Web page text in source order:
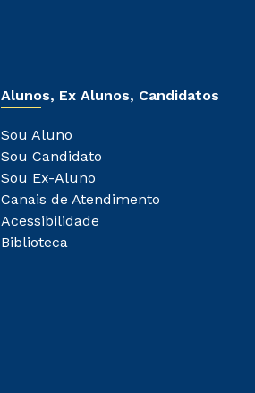
Alunos, Ex Alunos, Candidatos
Sou Aluno
Sou Candidato
Sou Ex-Aluno
Canais de Atendimento
Acessibilidade
Biblioteca